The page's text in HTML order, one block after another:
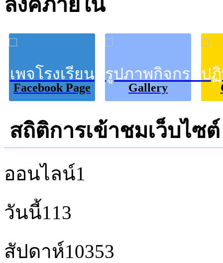
เพจโรงเรียน
Facebook Page
รูปภาพกิจกรรม
Gallery
ป
สถิติการเข้าชมเว็บไซต์
ออนไลน์1
วันนี้113
สัปดาห์10353